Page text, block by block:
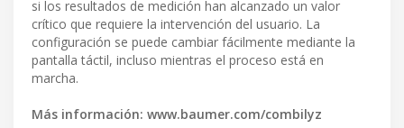
si los resultados de medición han alcanzado un valor
crítico que requiere la intervención del usuario. La
configuración se puede cambiar fácilmente mediante la
pantalla táctil, incluso mientras el proceso está en
marcha.
Más información: www.baumer.com/combilyz